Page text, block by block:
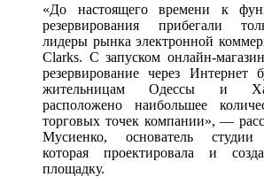
«До настоящего времени к
резервирования прибегали
лидеры рынка электронной
Clarks. С запуском онлайн-
резервирование через Интернет
жительницам Одессы и
расположено наибольшее
торговых точек компании», —
Мусиенко, основатель студии
которая проектировала и
площадку.